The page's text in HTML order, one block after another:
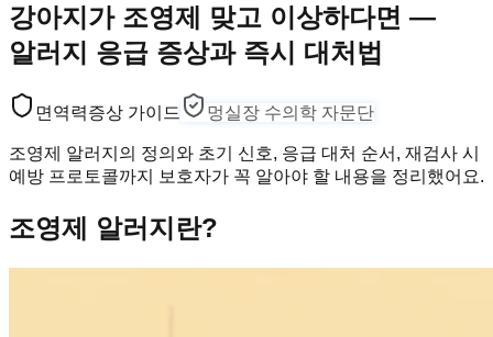
강아지가 조영제 맞고 이상하다면 —
알러지 응급 증상과 즉시 대처법
면역력증상 가이드 멍실장 수의학 자문단
조영제 알러지의 정의와 초기 신호, 응급 대처 순서, 재검사 시
예방 프로토콜까지 보호자가 꼭 알아야 할 내용을 정리했어요.
조영제 알러지란?